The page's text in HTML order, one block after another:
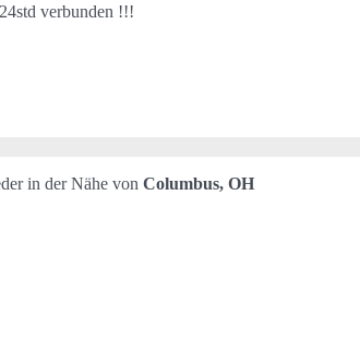
verbunden !!!
in der Nähe von Columbus, OH